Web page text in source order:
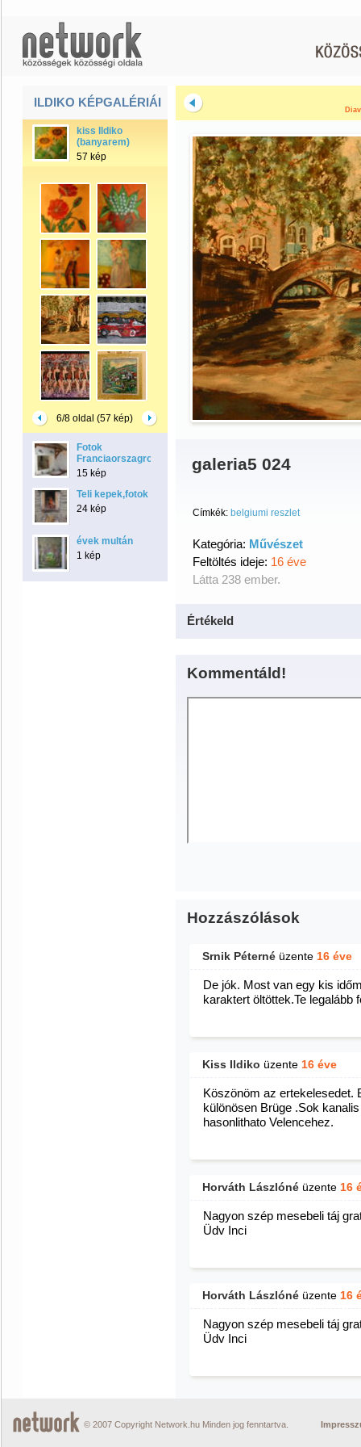
ILDIKO KÉPGALÉRIÁI
kiss Ildiko
(banyarem)
57 kép
6/8 oldal (57 kép)
Fotok
Franciaorszagrol
15 kép
Teli kepek,fotok
24 kép
évek multán
1 kép
galeria5 024
Címkék: belgiumi reszlet
Kategória: Művészet
Feltöltés ideje: 16 éve
Látta 238 ember.
Értékeld
Kommentáld!
Hozzászólások
Srnik Péterné üzente 16 éve
De jók. Most van egy kis
karaktert öltöttek.Te legalább
Kiss Ildiko üzente 16 éve
Köszönöm az ertekelesedet.
különösen Brüge .Sok
hasonlithato Velencehez.
Horváth Lászlóné üzente 16
Nagyon szép mesebeli táj
Üdv Inci
Horváth Lászlóné üzente 16
Nagyon szép mesebeli táj
Üdv Inci
© 2007 Copyright Network.hu Minden jog fenntartva.